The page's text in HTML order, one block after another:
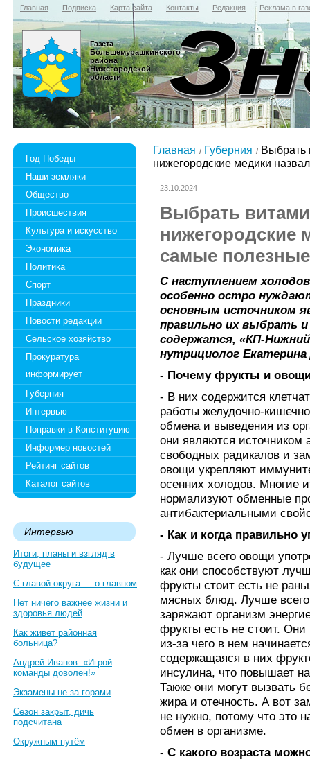
Главная Подписка Карта сайта Контакты Редакция Реклама в
Газета
Большемурашкинского
района
Нижегородской
области
Год Победы
Наши земляки
Общество
Происшествия
Культура и искусство
Экономика
Политика
Спорт
Праздники
Новости редакции
Сельское хозяйство
Прокуратура
информирует
Губерния
Интервью
Поправки в Конституцию
Информер новостей
Рейтинг сайтов
Каталог сайтов
Интервью
Итоги, планы и взгляд в
будущее
С главой округа — о главном
Нет ничего важнее жизни и
здоровья людей
Как живет районная
больница?
Андрей Иванов: «Игрой
команды доволен!»
Экзамены не за горами
Сезон закрыт, дичь
подсчитана
Окружным путём
Главная Губерния
Выбрать
нижегородские медики
23.10.2024
Выбрать
нижегородские
самые
С наступлением
особенно остро
основным источником
правильно их выбрать
содержатся, «КП-Нижний
нутрициолог Екатерина
- Почему фрукты и
- В них содержится
работы желудочно-
обмена и выведения из
они являются
свободных радикалов и
овощи укрепляют
осенних холодов. Многие
нормализуют обменные
антибактериальными
- Как и когда правильно
- Лучше всего овощи
как они способствуют
фрукты стоит есть не
мясных блюд. Лучше
заряжают организм
фрукты есть не стоит.
из-за чего в нем
содержащаяся в них
инсулина, что повышает
Также они могут вызвать
жира и отечность. А вот
не нужно, потому что это
обмен в организме.
- С какого возраста